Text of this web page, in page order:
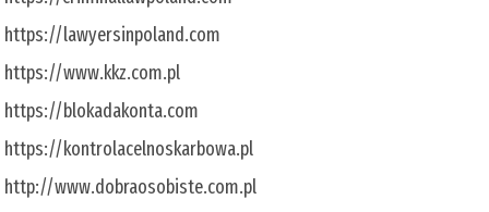
https://lawyersinpoland.com
https://www.kkz.com.pl
https://blokadakonta.com
https://kontrolacelnoskarbowa.pl
http://www.dobraosobiste.com.pl